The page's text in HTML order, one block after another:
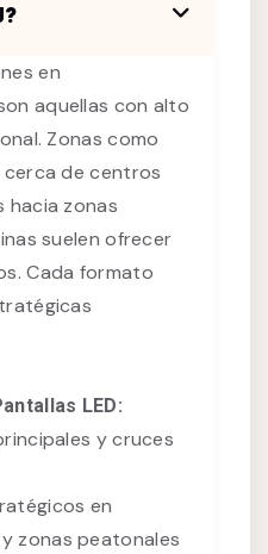
en
aquellas con alto
Zonas como
cerca de centros
hacia zonas
suelen ofrecer
Cada formato
LED:
y cruces
en
zonas peatonales